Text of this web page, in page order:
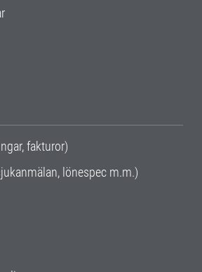
fakturor)
lönespec m.m.)